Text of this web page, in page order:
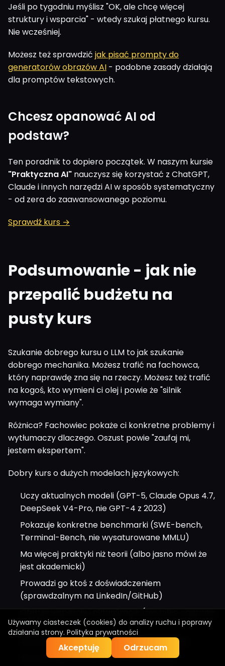
Jeśli po tygodniu myślisz "OK, ale chcę więcej
struktury i wsparcia" - wtedy szukaj płatnego kursu.
Nie wcześniej.
Możesz też sprawdzić jak pisać prompty do
generatorów obrazów AI - podobne zasady działają
dla promptów tekstowych.
Chcesz opanować AI od
podstaw?
Ten poradnik to dopiero początek. W naszym kursie
"Praktyczna AI" nauczysz się korzystać z ChatGPT,
Claude i innych narzędzi AI w sposób systematyczny
- od zera do zaawansowanego poziomu.
Sprawdź kurs →
Podsumowanie - jak nie
przepalić budżetu na
pusty kurs
Szukanie dobrego kursu o LLM to jak szukanie
dobrego mechanika. Możesz trafić na fachowca,
który naprawdę zna się na rzeczy. Możesz też trafić
na kogoś, kto wymieni ci olej i powie że "silnik
wymaga wymiany".
Różnica? Fachowiec pokaże ci konkretne problemy i
wytłumaczy dlaczego. Oszust powie "zaufaj mi,
jestem ekspertem".
Dobry kurs o dużych modelach językowych:
Uczy aktualnych modeli (GPT-5, Claude Opus 4.7,
DeepSeek V4-Pro, nie GPT-4 z 2023)
Pokazuje konkretne benchmarki (SWE-bench,
Terminal-Bench, nie wysaturowane MMLU)
Ma więcej praktyki niż teorii (albo jasno mówi że
jest akademicki)
Prowadzi go ktoś z doświadczeniem
(sprawdzalnym na LinkedIn/GitHub)
Oferuje wsparcie i aktualizacje (nie tylko nagranie
z 2023)
Ma darmowy fragment do przetestowania
Nie obiecuje zarobków ani certyfikatów
Używamy ciasteczek (cookies) do analizy ruchu i poprawy
działania strony. Polityka prywatności
Akceptuję Odrzucam